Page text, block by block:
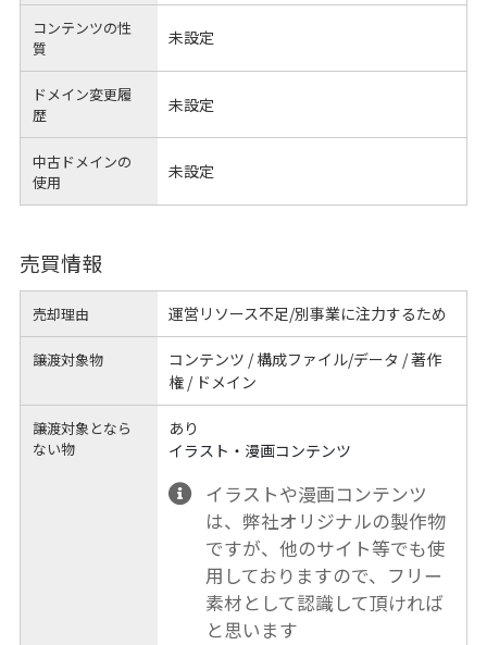
コンテンツの性
質
未設定
ドメイン変更履
歴
未設定
中古ドメインの
使用
未設定
売買情報
売却理由 運営リソース不足/別事業に注力するため
譲渡対象物
コンテンツ / 構成ファイル/データ / 著作
権 / ドメイン
譲渡対象となら
ない物
あり
イラスト・漫画コンテンツ
イラストや漫画コンテンツ
は、弊社オリジナルの製作物
ですが、他のサイト等でも使
用しておりますので、フリー
素材として認識して頂ければ
と思います